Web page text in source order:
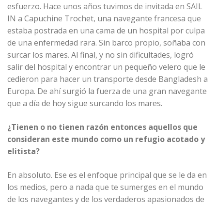
esfuerzo. Hace unos años tuvimos de invitada en SAIL
IN a Capuchine Trochet, una navegante francesa que
estaba postrada en una cama de un hospital por culpa
de una enfermedad rara. Sin barco propio, soñaba con
surcar los mares. Al final, y no sin dificultades, logró
salir del hospital y encontrar un pequeño velero que le
cedieron para hacer un transporte desde Bangladesh a
Europa. De ahí surgió la fuerza de una gran navegante
que a día de hoy sigue surcando los mares.
¿Tienen o no tienen razón entonces aquellos que
consideran este mundo como un refugio acotado y
elitista?
En absoluto. Ese es el enfoque principal que se le da en
los medios, pero a nada que te sumerges en el mundo
de los navegantes y de los verdaderos apasionados de